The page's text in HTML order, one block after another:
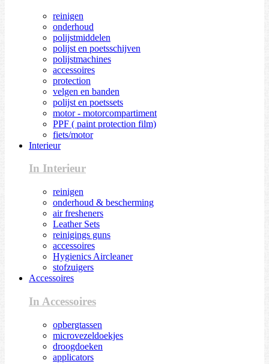
reinigen
onderhoud
polijstmiddelen
polijst en poetsschijven
polijstmachines
accessoires
protection
velgen en banden
polijst en poetssets
motor - motorcompartiment
PPF ( paint protection film)
fiets/motor
Interieur
In Interieur
reinigen
onderhoud & bescherming
air fresheners
Leather Sets
reinigings guns
accessoires
Hygienics Aircleaner
stofzuigers
Accessoires
In Accessoires
opbergtassen
microvezeldoekjes
droogdoeken
applicators